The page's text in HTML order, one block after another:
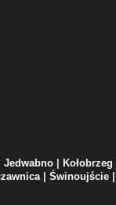
Jedwabno| Kołobrzeg
| Świnoujście |